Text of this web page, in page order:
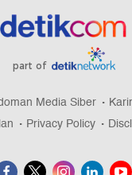
part of
Media Siber Karir
Privacy Policy